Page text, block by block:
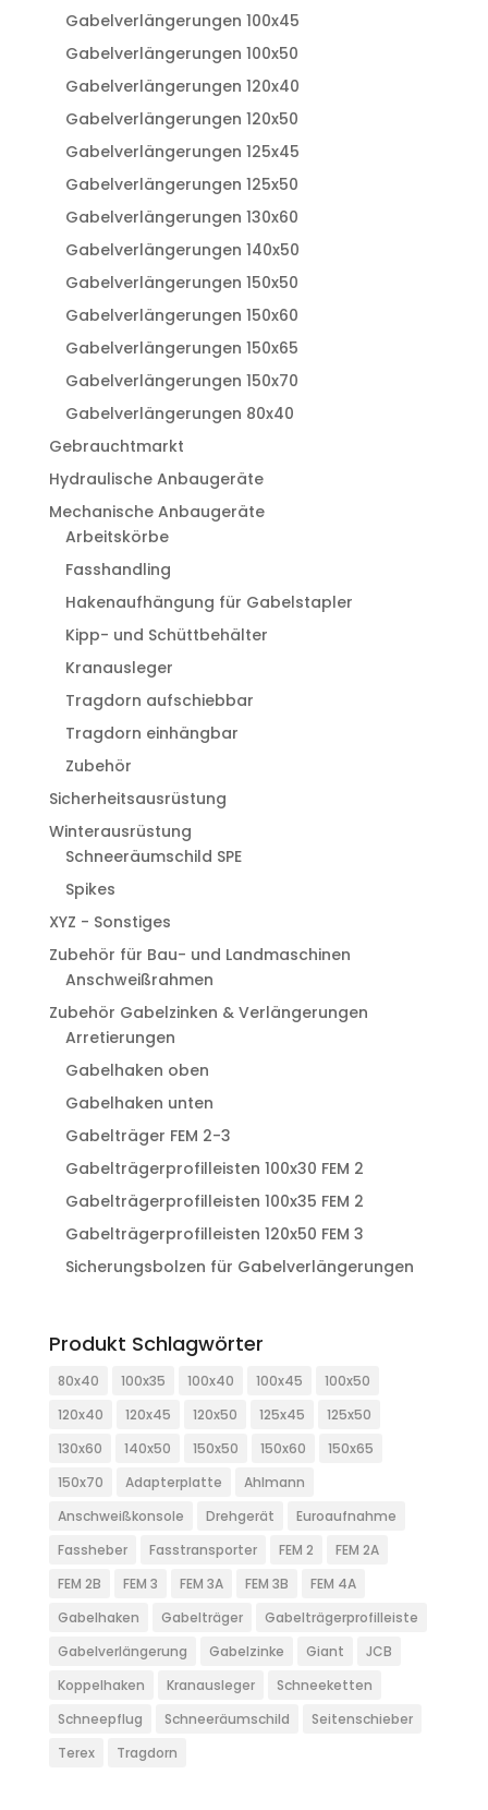
Gabelverlängerungen 100x45
Gabelverlängerungen 100x50
Gabelverlängerungen 120x40
Gabelverlängerungen 120x50
Gabelverlängerungen 125x45
Gabelverlängerungen 125x50
Gabelverlängerungen 130x60
Gabelverlängerungen 140x50
Gabelverlängerungen 150x50
Gabelverlängerungen 150x60
Gabelverlängerungen 150x65
Gabelverlängerungen 150x70
Gabelverlängerungen 80x40
Gebrauchtmarkt
Hydraulische Anbaugeräte
Mechanische Anbaugeräte
Arbeitskörbe
Fasshandling
Hakenaufhängung für Gabelstapler
Kipp- und Schüttbehälter
Kranausleger
Tragdorn aufschiebbar
Tragdorn einhängbar
Zubehör
Sicherheitsausrüstung
Winterausrüstung
Schneeräumschild SPE
Spikes
XYZ - Sonstiges
Zubehör für Bau- und Landmaschinen
Anschweißrahmen
Zubehör Gabelzinken & Verlängerungen
Arretierungen
Gabelhaken oben
Gabelhaken unten
Gabelträger FEM 2-3
Gabelträgerprofilleisten 100x30 FEM 2
Gabelträgerprofilleisten 100x35 FEM 2
Gabelträgerprofilleisten 120x50 FEM 3
Sicherungsbolzen für Gabelverlängerungen
Produkt Schlagwörter
80x40 100x35 100x40 100x45
100x50
120x40
120x45 120x50 125x45
125x50
130x60
140x50 150x50 150x60
150x65
150x70
Adapterplatte
Ahlmann
Anschweißkonsole
Drehgerät
Euroaufnahme
Fassheber
Fasstransporter FEM 2
FEM 2A
FEM 2B
FEM 3 FEM 3A FEM 3B
FEM 4A
Gabelhaken
Gabelträger
Gabelträgerprofilleiste
Gabelverlängerung
Gabelzinke Giant
JCB
Koppelhaken
Kranausleger
Schneeketten
Schneepflug
Schneeräumschild
Seitenschieber
Terex
Tragdorn